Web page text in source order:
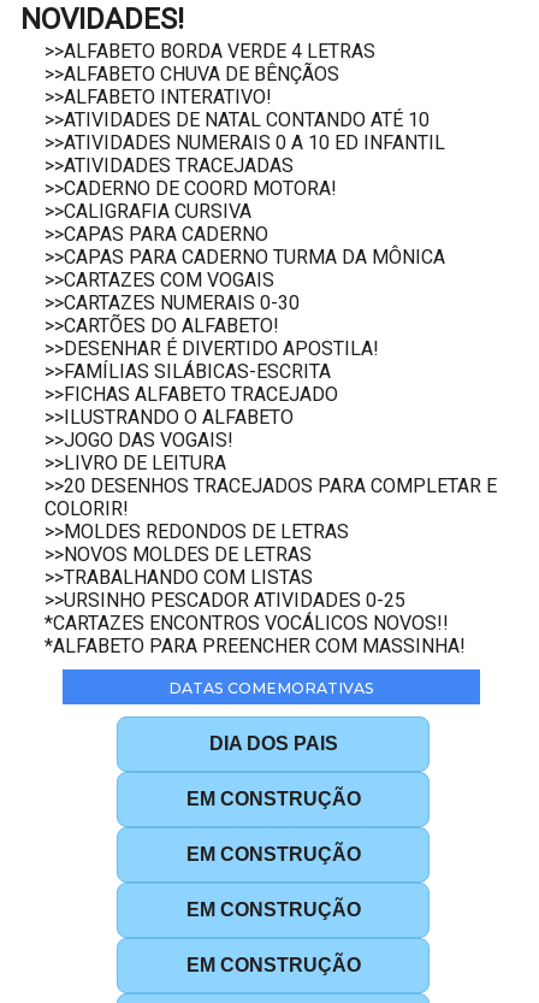
NOVIDADES!
>>ALFABETO BORDA VERDE 4 LETRAS
>>ALFABETO CHUVA DE BÊNÇÃOS
>>ALFABETO INTERATIVO!
>>ATIVIDADES DE NATAL CONTANDO ATÉ 10
>>ATIVIDADES NUMERAIS 0 A 10 ED INFANTIL
>>ATIVIDADES TRACEJADAS
>>CADERNO DE COORD MOTORA!
>>CALIGRAFIA CURSIVA
>>CAPAS PARA CADERNO
>>CAPAS PARA CADERNO TURMA DA MÔNICA
>>CARTAZES COM VOGAIS
>>CARTAZES NUMERAIS 0-30
>>CARTÕES DO ALFABETO!
>>DESENHAR É DIVERTIDO APOSTILA!
>>FAMÍLIAS SILÁBICAS-ESCRITA
>>FICHAS ALFABETO TRACEJADO
>>ILUSTRANDO O ALFABETO
>>JOGO DAS VOGAIS!
>>LIVRO DE LEITURA
>>20 DESENHOS TRACEJADOS PARA COMPLETAR E
COLORIR!
>>MOLDES REDONDOS DE LETRAS
>>NOVOS MOLDES DE LETRAS
>>TRABALHANDO COM LISTAS
>>URSINHO PESCADOR ATIVIDADES 0-25
*CARTAZES ENCONTROS VOCÁLICOS NOVOS!!
*ALFABETO PARA PREENCHER COM MASSINHA!
DATAS COMEMORATIVAS
DIA DOS PAIS
EM CONSTRUÇÃO
EM CONSTRUÇÃO
EM CONSTRUÇÃO
EM CONSTRUÇÃO